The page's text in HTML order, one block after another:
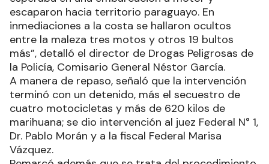
escaparon hacia territorio paraguayo. En
inmediaciones a la costa se hallaron ocultos
entre la maleza tres motos y otros 19 bultos
más”, detalló el director de Drogas Peligrosas de
la Policía, Comisario General Néstor García.
A manera de repaso, señaló que la intervención
terminó con un detenido, más el secuestro de
cuatro motocicletas y más de 620 kilos de
marihuana; se dio intervención al juez Federal N° 1,
Dr. Pablo Morán y a la fiscal Federal Marisa
Vázquez.